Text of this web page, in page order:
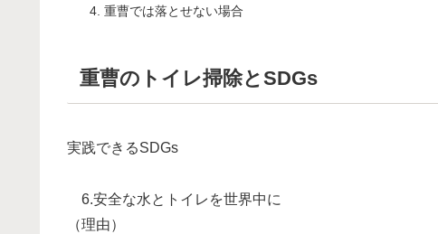
重曹では落とせない場合
重曹のトイレ掃除とSDGs
実践できるSDGs
6.安全な水とトイレを世界中に
（理由）